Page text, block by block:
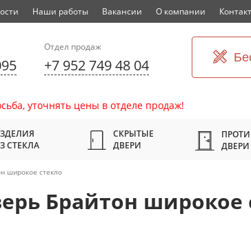
Наши работы Вакансии О компании
Отдел продаж
+7 952 749 48 04
уточнять цены в отделе продаж!
СТЕКЛА
СКРЫТЫЕ
ДВЕРИ
ДВЕРИ
широкое стекло
Брайтон широкое